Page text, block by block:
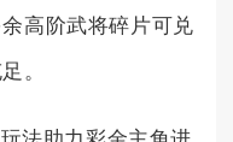
高阶武将碎片可兑
。